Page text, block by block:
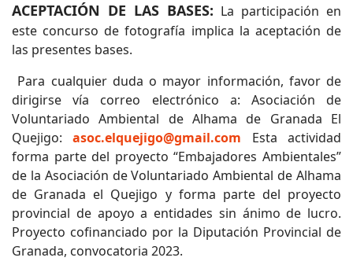
ACEPTACIÓN DE LAS BASES: La participación en
este concurso de fotografía implica la aceptación de
las presentes bases.
Para cualquier duda o mayor información, favor de
dirigirse vía correo electrónico a: Asociación de
Voluntariado Ambiental de Alhama de Granada El
Quejigo:asoc.elquejigo@gmail.com Esta actividad
forma parte del proyecto “Embajadores Ambientales”
de la Asociación de Voluntariado Ambiental de Alhama
de Granada el Quejigo y forma parte del proyecto
provincial de apoyo a entidades sin ánimo de lucro.
Proyecto cofinanciado por la Diputación Provincial de
Granada, convocatoria 2023.